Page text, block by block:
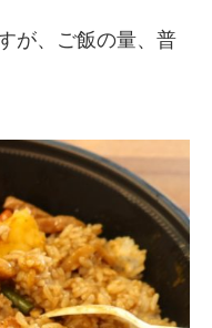
が、ご飯の量、普